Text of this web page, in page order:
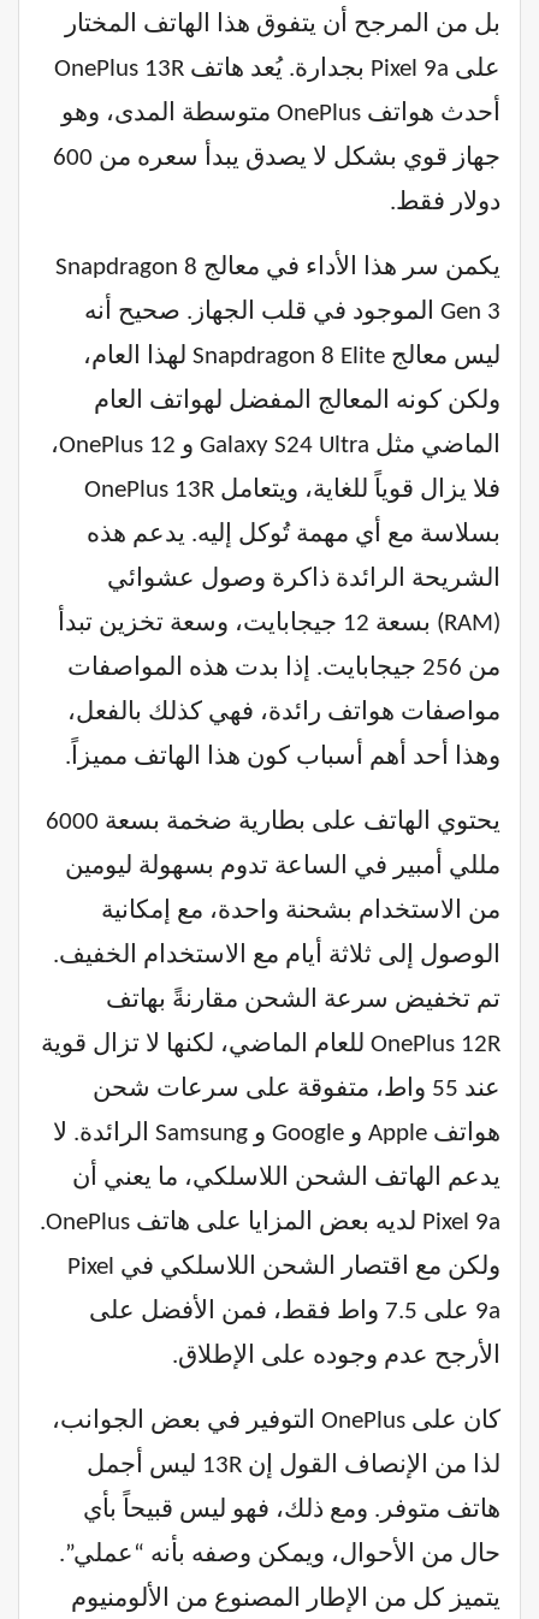
بل من المرجح أن يتفوق هذا الهاتف المختار
على Pixel 9a بجدارة. يُعد هاتف OnePlus 13R
أحدث هواتف OnePlus متوسطة المدى، وهو
جهاز قوي بشكل لا يصدق يبدأ سعره من 600
دولار فقط.
يكمن سر هذا الأداء في معالج Snapdragon 8
Gen 3 الموجود في قلب الجهاز. صحيح أنه
ليس معالج Snapdragon 8 Elite لهذا العام،
ولكن كونه المعالج المفضل لهواتف العام
الماضي مثل Galaxy S24 Ultra و OnePlus 12،
فلا يزال قوياً للغاية، ويتعامل OnePlus 13R
بسلاسة مع أي مهمة تُوكل إليه. يدعم هذه
الشريحة الرائدة ذاكرة وصول عشوائي
(RAM) بسعة 12 جيجابايت، وسعة تخزين تبدأ
من 256 جيجابايت. إذا بدت هذه المواصفات
مواصفات هواتف رائدة، فهي كذلك بالفعل،
وهذا أحد أهم أسباب كون هذا الهاتف مميزاً.
يحتوي الهاتف على بطارية ضخمة بسعة 6000
مللي أمبير في الساعة تدوم بسهولة ليومين
من الاستخدام بشحنة واحدة، مع إمكانية
الوصول إلى ثلاثة أيام مع الاستخدام الخفيف.
تم تخفيض سرعة الشحن مقارنةً بهاتف
OnePlus 12R للعام الماضي، لكنها لا تزال قوية
عند 55 واط، متفوقة على سرعات شحن
هواتف Apple و Google و Samsung الرائدة. لا
يدعم الهاتف الشحن اللاسلكي، ما يعني أن
Pixel 9a لديه بعض المزايا على هاتف OnePlus.
ولكن مع اقتصار الشحن اللاسلكي في Pixel
9a على 7.5 واط فقط، فمن الأفضل على
الأرجح عدم وجوده على الإطلاق.
كان على OnePlus التوفير في بعض الجوانب،
لذا من الإنصاف القول إن 13R ليس أجمل
هاتف متوفر. ومع ذلك، فهو ليس قبيحاً بأي
حال من الأحوال، ويمكن وصفه بأنه “عملي”.
يتميز كل من الإطار المصنوع من الألومنيوم